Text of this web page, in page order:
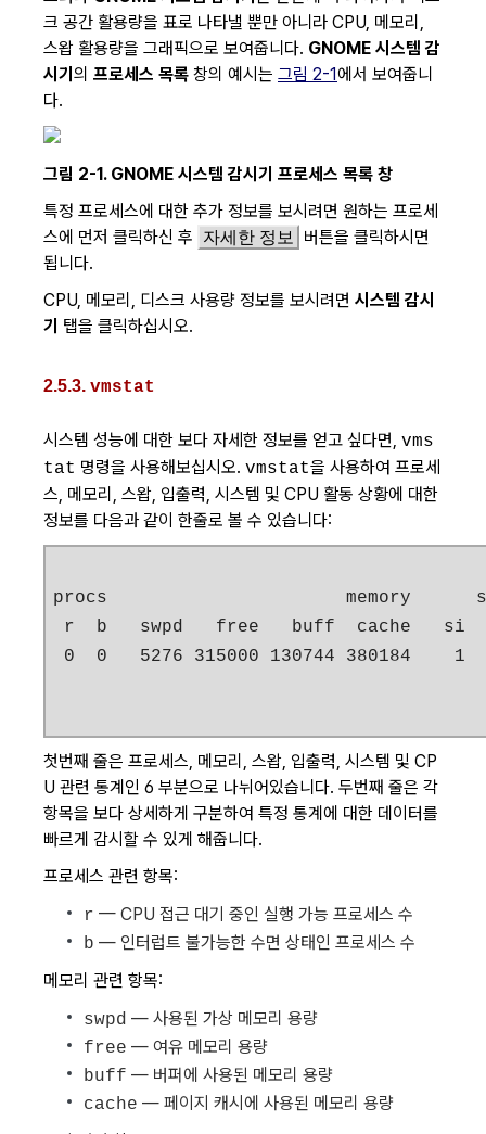
크 공간 활용량을 표로 나타낼 뿐만 아니라 CPU, 메모리,
스왑 활용량을 그래픽으로 보여줍니다. GNOME 시스템 감
시기 의 프로세스 목록 창의 예시는 그림 2-1에서 보여줍니
다.
그림 2-1. GNOME 시스템 감시기 프로세스 목록 창
특정 프로세스에 대한 추가 정보를 보시려면 원하는 프로세
스에 먼저 클릭하신 후
자세한 정보
버튼을 클릭하시면
됩니다.
CPU, 메모리, 디스크 사용량 정보를 보시려면 시스템 감시
기 탭을 클릭하십시오.
2.5.3. vmstat
시스템 성능에 대한 보다 자세한 정보를 얻고 싶다면, vms
tat 명령을 사용해보십시오. vmstat을 사용하여 프로세
스, 메모리, 스왑, 입출력, 시스템 및 CPU 활동 상황에 대한
정보를 다음과 같이 한줄로 볼 수 있습니다:
procs                      memory
r  b   swpd   free   buff  cache
0  0   5276 315000 130744 380184
첫번째 줄은 프로세스, 메모리, 스왑, 입출력, 시스템 및 CP
U 관련 통계인 6 부분으로 나뉘어있습니다. 두번째 줄은 각
항목을 보다 상세하게 구분하여 특정 통계에 대한 데이터를
빠르게 감시할 수 있게 해줍니다.
프로세스 관련 항목:
r — CPU 접근 대기 중인 실행 가능 프로세스 수
b — 인터럽트 불가능한 수면 상태인 프로세스 수
메모리 관련 항목:
swpd — 사용된 가상 메모리 용량
free — 여유 메모리 용량
buff — 버퍼에 사용된 메모리 용량
cache — 페이지 캐시에 사용된 메모리 용량